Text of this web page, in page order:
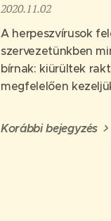
2020.11.02
A herpeszvírusok
szervezetünkben
bírnak: kiürültek
megfelelően
étkezésünk nem
immunrendszerünk,
Korábbi bejegyzés